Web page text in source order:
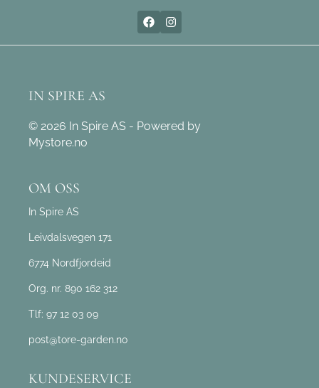
IN SPIRE AS
© 2026 In Spire AS - Powered by
Mystore.no
OM OSS
In Spire AS
Leivdalsvegen 171
6774 Nordfjordeid
Org. nr. 890 162 312
Tlf: 97 12 03 09
post@tore-garden.no
KUNDESERVICE